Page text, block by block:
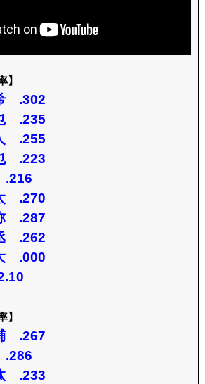
】
.302
.235
.255
.223
.216
.270
.287
.262
.000
】
.267
.286
.233